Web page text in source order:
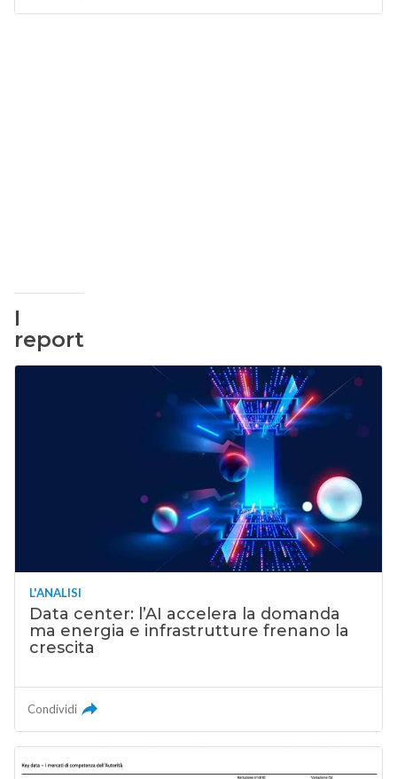
I
report
L'ANALISI
Data center: l’AI accelera la domanda
ma energia e infrastrutture frenano la
crescita
Condividi